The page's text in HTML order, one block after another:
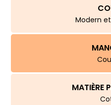
Modern
MATIÈRE